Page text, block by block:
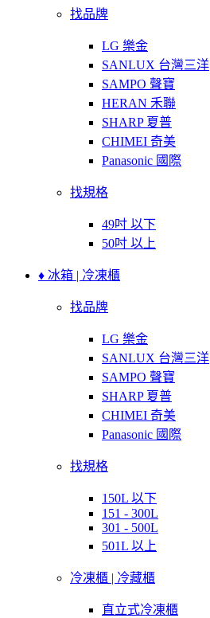
找品牌
LG 樂金
SANLUX 台灣三洋
SAMPO 聲寶
HERAN 禾聯
SHARP 夏普
CHIMEI 奇美
Panasonic 國際
找規格
49吋 以下
50吋 以上
♦ 冰箱 | 冷凍櫃
找品牌
LG 樂金
SANLUX 台灣三洋
SAMPO 聲寶
SHARP 夏普
CHIMEI 奇美
Panasonic 國際
找規格
150L 以下
151 - 300L
301 - 500L
501L 以上
冷凍櫃 | 冷藏櫃
直立式冷凍櫃